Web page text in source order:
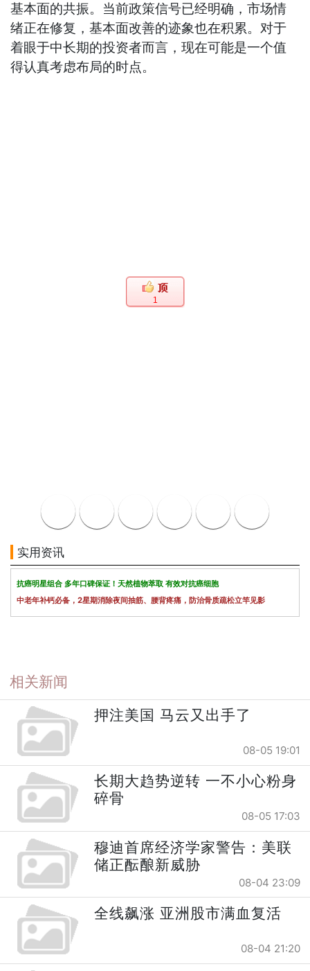
基本面的共振。当前政策信号已经明确，市场情
绪正在修复，基本面改善的迹象也在积累。对于
着眼于中长期的投资者而言，现在可能是一个值
得认真考虑布局的时点。
1
实用资讯
抗癌明星组合 多年口碑保证！天然植物萃取 有效对抗癌细胞
中老年补钙必备，2星期消除夜间抽筋、腰背疼痛，防治骨质疏松立竿见影
相关新闻
押注美国 马云又出手了
08-05 19:01
长期大趋势逆转 一不小心粉身
碎骨
08-05 17:03
穆迪首席经济学家警告：美联
储正酝酿新威胁
08-04 23:09
全线飙涨 亚洲股市满血复活
08-04 21:20